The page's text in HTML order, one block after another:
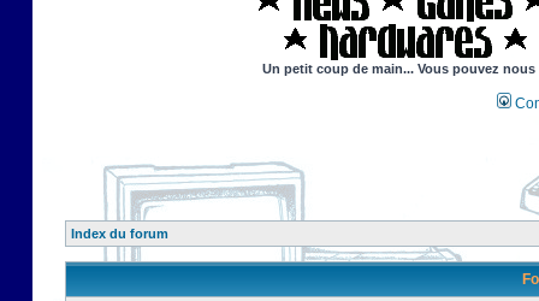
Un petit coup de main... Vous pouvez
Index du forum